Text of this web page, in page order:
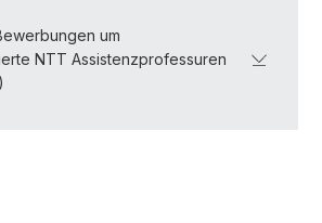
um
NTT Assistenzprofessuren